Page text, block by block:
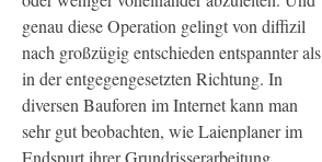
genau diese Operation gelingt von diffizil
nach großzügig entschieden entspannter als
in der entgegengesetzten Richtung. In
diversen Bauforen im Internet kann man
sehr gut beobachten, wie Laienplaner im
Endspurt ihrer Grundrisserarbeitung